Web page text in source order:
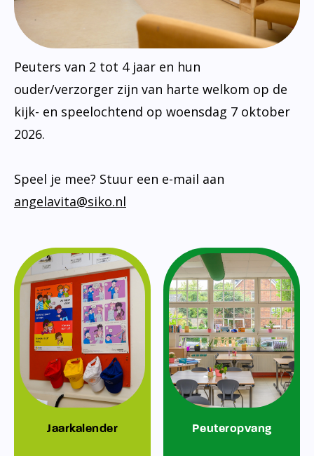
Peuters van 2 tot 4 jaar en hun
ouder/verzorger zijn van harte welkom op de
kijk- en speelochtend op woensdag 7 oktober
2026.
Speel je mee? Stuur een e-mail aan
angelavita@siko.nl
Jaarkalender Peuteropvang